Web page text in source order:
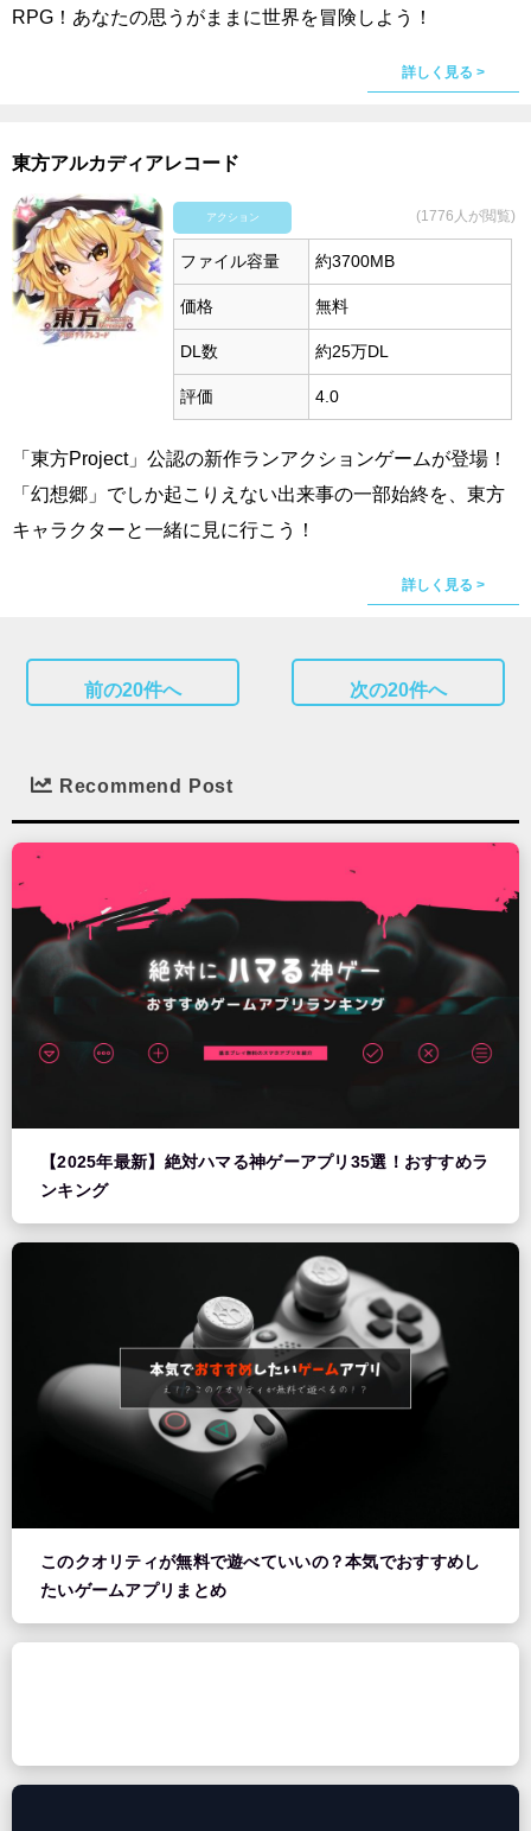
RPG！あなたの思うがままに世界を冒険しよう！
詳しく見る >
東方アルカディアレコード
アクション (1776人が閲覧)
ファイル容量 約3700MB
価格 無料
DL数 約25万DL
評価 4.0
「東方Project」公認の新作ランアクションゲームが登場！
「幻想郷」でしか起こりえない出来事の一部始終を、東方
キャラクターと一緒に見に行こう！
詳しく見る >
前の20件へ 次の20件へ
Recommend Post
【2025年最新】絶対ハマる神ゲーアプリ35選！おすすめラ
ンキング
このクオリティが無料で遊べていいの？本気でおすすめし
たいゲームアプリまとめ